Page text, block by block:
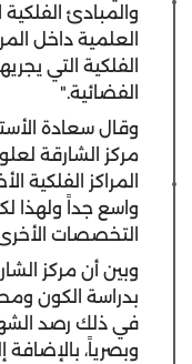
والمبادئ
العلمية داخل
الفلكية التي
الفضائية."
وقال سعادة
مركز الشارقة
المراكز
واسع جداً
التخصصات
وبين أن مركز
بدراسة الكون
في ذلك رصد الشهب
وبصرياً،